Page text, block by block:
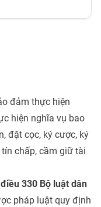
đảm thực hiện
hiện nghĩa vụ bao
đặt cọc, ký cược, ký
chấp, cầm giữ tài
330 Bộ luật dân
pháp luật quy định